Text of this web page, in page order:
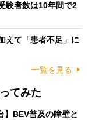
験者数は10年間で2
えて「患者不足」に
一覧を見る
てみた
】BEV普及の障壁と